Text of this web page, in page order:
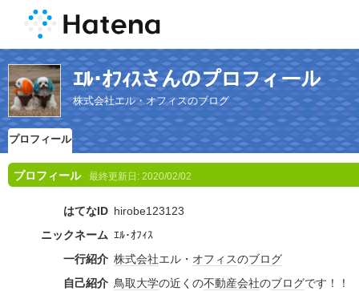
ｴﾙ･ｵﾌｨｽさんのプロフィール
株式会社エル・オフィスのブログ
プロフィール
プロフィール 最終更新日: 2020/02/02
はてなID hirobe123123
ニックネーム ｴﾙ･ｵﾌｨｽ
一行紹介 株式会社エル・ オフィスのブログ
自己紹介 鳥取大学の近くの不動産会社のブログです！！